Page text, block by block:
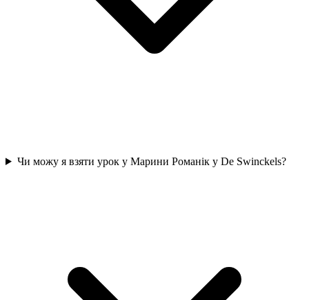
Чи можу я взяти урок у Марини Романік у De Swinckels?